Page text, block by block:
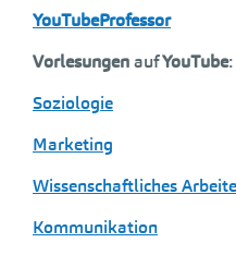
YouTubeProfessor
VorlesungenaufYouTube:
Soziologie
Marketing
Wissenschaftliches
Kommunikation